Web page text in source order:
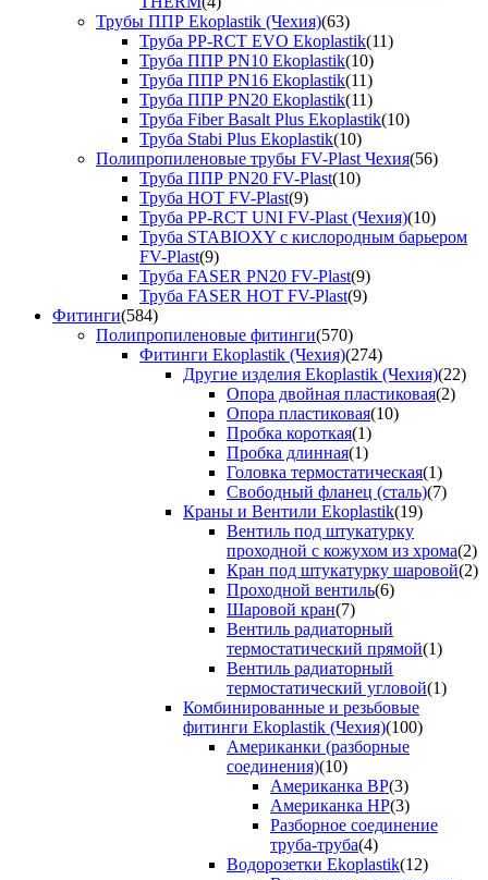
Трубы ППР Ekoplastik (Чехия)(63)
Труба PP-RCT EVO Ekoplastik(11)
Труба ППР PN10 Ekoplastik(10)
Труба ППР PN16 Ekoplastik(11)
Труба ППР PN20 Ekoplastik(11)
Труба Fiber Basalt Plus Ekoplastik(10)
Труба Stabi Plus Ekoplastik(10)
Полипропиленовые трубы FV-Plast Чехия(56)
Труба ППР PN20 FV-Plast(10)
Труба HOT FV-Plast(9)
Труба PP-RCT UNI FV-Plast (Чехия)(10)
Труба STABIOXY с кислородным барьером
FV-Plast(9)
Труба FASER PN20 FV-Plast(9)
Труба FASER HOT FV-Plast(9)
Фитинги(584)
Полипропиленовые фитинги(570)
Фитинги Ekoplastik (Чехия)(274)
Другие изделия Ekoplastik (Чехия)(22)
Опора двойная пластиковая(2)
Опора пластиковая(10)
Пробка короткая(1)
Пробка длинная(1)
Головка термостатическая(1)
Свободный фланец (сталь)(7)
Краны и Вентили Ekoplastik(19)
Вентиль под штукатурку
проходной с кожухом из хрома(2)
Кран под штукатурку шаровой(2)
Проходной вентиль(6)
Шаровой кран(7)
Вентиль радиаторный
термостатический прямой(1)
Вентиль радиаторный
термостатический угловой(1)
Комбинированные и резьбовые
фитинги Ekoplastik (Чехия)(100)
Американки (разборные
соединения)(10)
Американка ВР(3)
Американка НР(3)
Разборное соединение
труба-труба(4)
Водорозетки Ekoplastik(12)